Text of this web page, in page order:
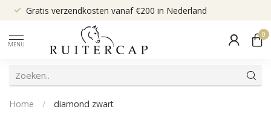
Gratis verzendkosten vanaf €200 in Nederland
MENU
0
Home / diamond zwart